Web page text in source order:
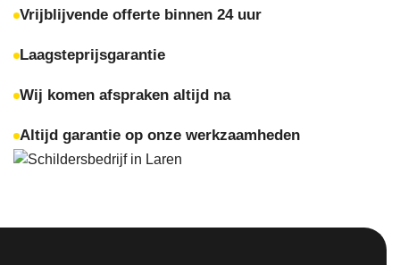
Vrijblijvende offerte binnen 24 uur
Laagsteprijsgarantie
Wij komen afspraken altijd na
Altijd garantie op onze werkzaamheden